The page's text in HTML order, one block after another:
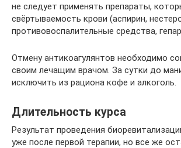
не следует применять препараты,
свёртываемость крови (аспирин,
противовоспалительные средства,
Отмену антикоагулянтов необходимо
своим лечащим врачом. За сутки до
исключить из рациона кофе и алкоголь.
Длительность курса
Результат проведения
уже после первой терапии, но все же